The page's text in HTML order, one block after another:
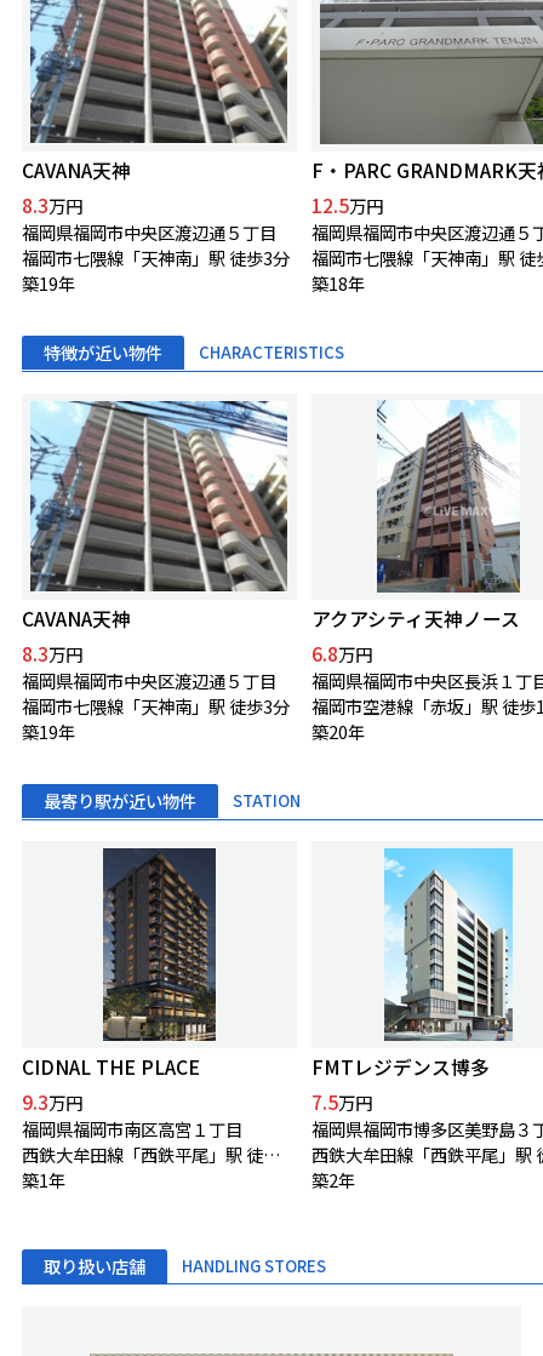
CAVANA天神
8.3万円
福岡県福岡市中央区渡辺通５丁目
福岡市七隈線「天神南」駅 徒歩3分
築19年
F・PARC GRANDMARK天
12.5万円
福岡県福岡市中央区渡辺通５
福岡市七隈線「天神南」駅 徒
築18年
特徴が近い物件 CHARACTERISTICS
CAVANA天神
8.3万円
福岡県福岡市中央区渡辺通５丁目
福岡市七隈線「天神南」駅 徒歩3分
築19年
アクアシティ天神ノース
6.8万円
福岡県福岡市中央区長浜１丁
福岡市空港線「赤坂」駅 徒歩
築20年
最寄り駅が近い物件 STATION
CIDNAL THE PLACE
9.3万円
福岡県福岡市南区高宮１丁目
西鉄大牟田線「西鉄平尾」駅 徒歩2分
築1年
FMTレジデンス博多
7.5万円
福岡県福岡市博多区美野島３
築2年
取り扱い店舗 HANDLING STORES